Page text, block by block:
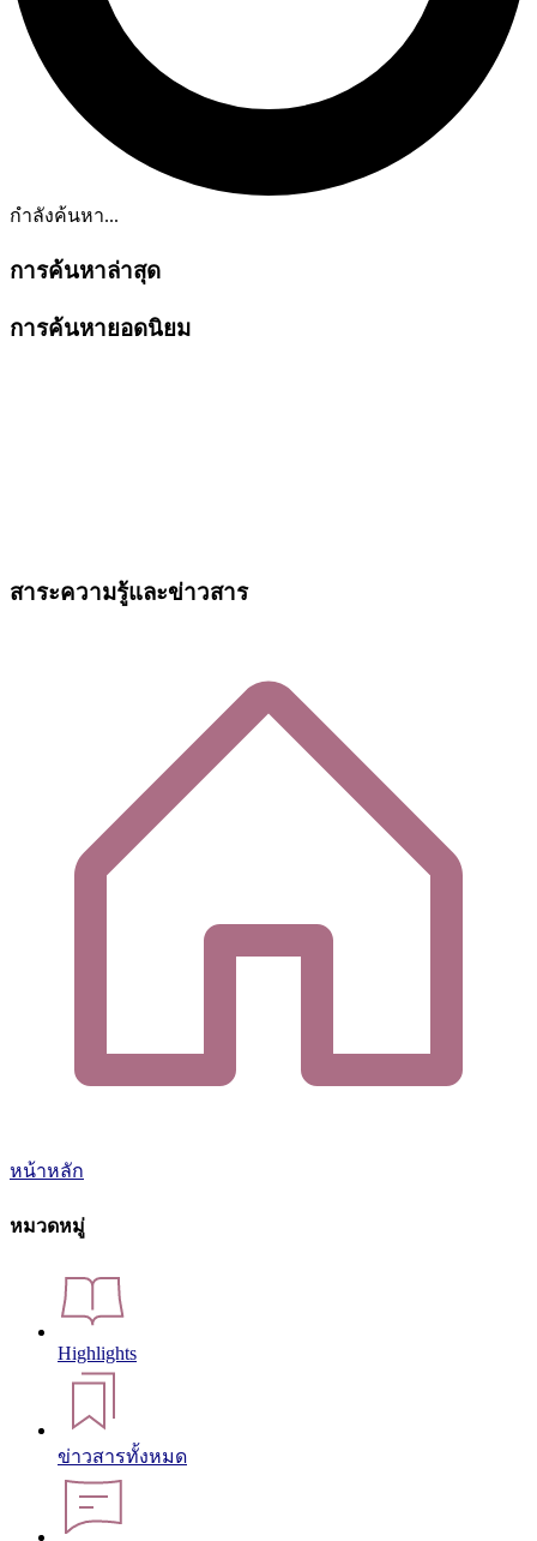
กำลังค้นหา...
การค้นหาล่าสุด
การค้นหายอดนิยม
สาระความรู้และข่าวสาร
หน้าหลัก
หมวดหมู่
Highlights
ข่าวสารทั้งหมด